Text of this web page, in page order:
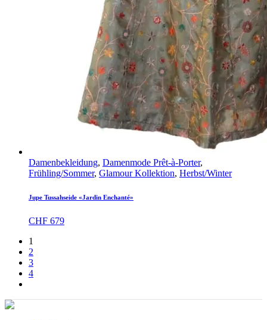
Damenbekleidung, Damenmode Prêt-à-Porter,
Frühling/Sommer, Glamour Kollektion, Herbst/Winter
Jupe Tussahseide «Jardin Enchanté»
CHF 679
1
2
3
4